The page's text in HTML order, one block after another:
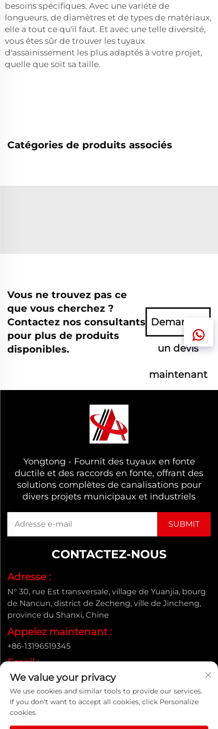
besoins spécifiques. Avec une variété de
longueurs, de diamètres et de types de matériaux,
elle a tout ce qu'il faut. Et avec une telle diversité,
vous êtes sûr de trouver les tuyaux
d'assainissement les plus adaptés à votre projet,
quelle que soit sa taille.
Catégories de produits associés
Vous ne trouvez pas ce
que vous cherchez ?
Contactez nos consultants
pour plus de produits
disponibles.
Demandez
un devis
maintenant
Yongtong - Fournit des tuyaux en fonte
ductile et des raccords en fonte, offrant des
solutions complètes de canalisations pour
divers projets municipaux et industriels
CONTACTEZ-NOUS
Adresse :
N° 30, rue Est transversale, village de Yuanjia, bourg
de Nancun, district de Zecheng, ville de Jincheng,
province du Shanxi, Chine
Appelez maintenant :
+86-13196519345
Email :
[email protected]
Droits d'auteur © Shanxi Yongtong Casting Pipe Co., Ltd.
Tous droits réservés |Politique de confidentialité
We value your privacy
We use cookies and similar tools to provide our services.
If you don't want to accept all cookies, click Personalize
cookies.